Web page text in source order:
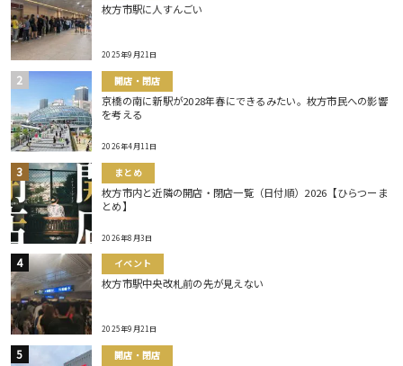
枚方市駅に人すんごい
2025年9月21日
開店・閉店
京橋の南に新駅が2028年春にできるみたい。枚方市民への影響
を考える
2026年4月11日
まとめ
枚方市内と近隣の開店・閉店一覧（日付順）2026【ひらつーま
とめ】
2026年8月3日
イベント
枚方市駅中央改札前の先が見えない
2025年9月21日
開店・閉店